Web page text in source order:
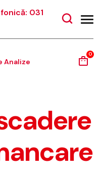
031
Analize
0